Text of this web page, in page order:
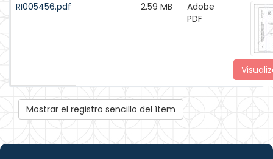
RI005456.pdf
2.59 MB
Adobe
PDF
Mostrar el registro sencillo del ítem